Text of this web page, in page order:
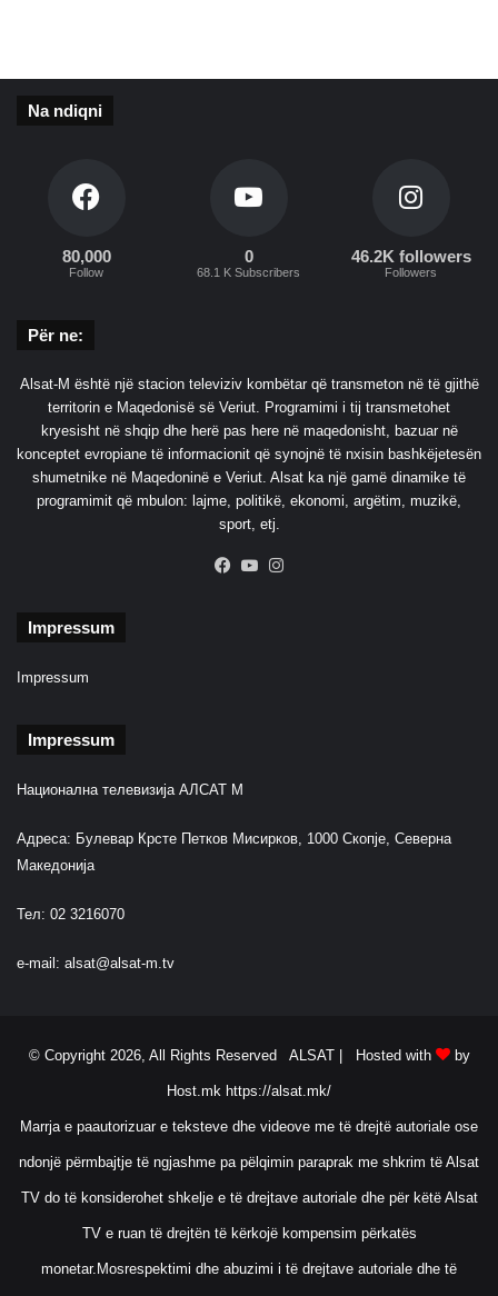
Na ndiqni
80,000
Follow
0
68.1 K Subscribers
46.2K followers
Followers
Për ne:
Alsat-M është një stacion televiziv kombëtar që transmeton në të gjithë
territorin e Maqedonisë së Veriut. Programimi i tij transmetohet
kryesisht në shqip dhe herë pas here në maqedonisht, bazuar në
konceptet evropiane të informacionit që synojnë të nxisin bashkëjetesën
shumetnike në Maqedoninë e Veriut. Alsat ka një gamë dinamike të
programimit që mbulon: lajme, politikë, ekonomi, argëtim, muzikë,
sport, etj.
Facebook
YouTube
Impressum
Impressum
Impressum
Национална телевизија АЛСАТ М
Адреса: Булевар Крсте Петков Мисирков, 1000 Скопје, Северна
Македонија
Тел: 02 3216070
e-mail: alsat@alsat-m.tv
© Copyright 2026, All Rights Reserved ALSAT | Hosted with by
Host.mk https://alsat.mk/
Marrja e paautorizuar e teksteve dhe videove me të drejtë autoriale ose
ndonjë përmbajtje të ngjashme pa pëlqimin paraprak me shkrim të Alsat
TV do të konsiderohet shkelje e të drejtave autoriale dhe për këtë Alsat
TV e ruan të drejtën të kërkojë kompensim përkatës
monetar.Mosrespektimi dhe abuzimi i të drejtave autoriale dhe të